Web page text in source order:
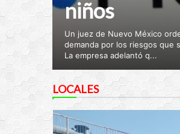
niños
Un juez de Nuevo México
demanda por los riesgos que
La empresa adelantó q...
LOCALES